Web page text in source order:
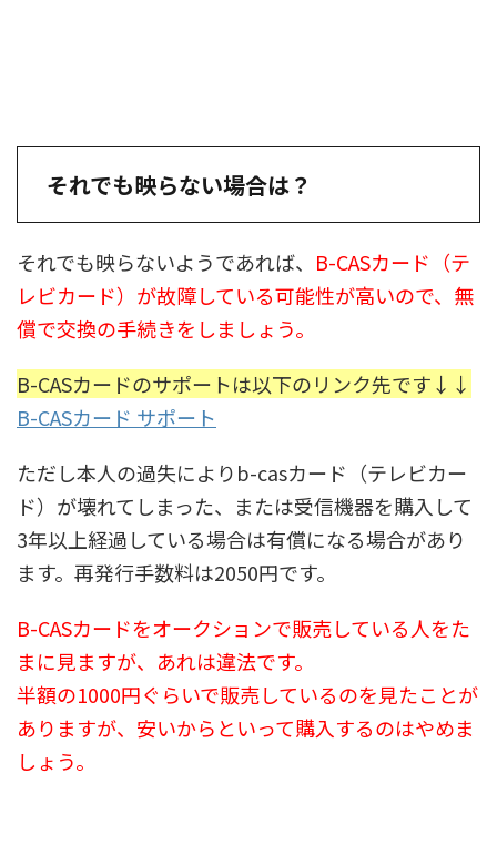
それでも映らない場合は？
それでも映らないようであれば、 B-CASカード（テ
レビカード）が故障している可能性が高いので、無
償で交換の手続きをしましょう。
B-CASカードのサポートは以下のリンク先です↓↓
B-CASカード サポート
ただし本人の過失によりb-casカード（テレビカー
ド）が壊れてしまった、または受信機器を購入して
3年以上経過している場合は有償になる場合があり
ます。再発行手数料は2050円です。
B-CASカードをオークションで販売している人をた
まに見ますが、あれは違法です。
半額の1000円ぐらいで販売しているのを見たことが
ありますが、安いからといって購入するのはやめま
しょう。